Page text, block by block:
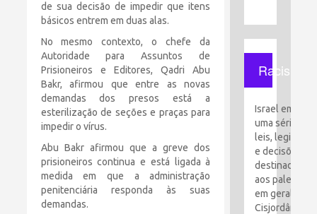
de sua decisão de impedir que itens
básicos entrem em duas alas.
No mesmo contexto, o chefe da
Autoridade para Assuntos de
Prisioneiros e Editores, Qadri Abu
Bakr, afirmou que entre as novas
demandas dos presos está a
esterilização de seções e praças para
impedir o vírus.
Abu Bakr afirmou que a greve dos
prisioneiros continua e está ligada à
medida em que a administração
penitenciária responda às suas
demandas.
Racismo
Israel emitiu
uma série de
leis,
e decisões
destinadas
aos
em geral e à
Cisjordânia